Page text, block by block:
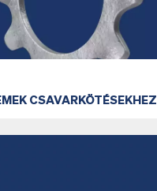
CSAVARKÖTÉSEKHEZ